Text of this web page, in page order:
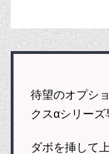
待望のオプシ
クスαシリーズ
ダボを挿して